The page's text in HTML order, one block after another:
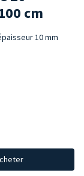
cm
10 mm